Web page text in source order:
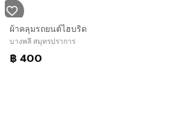
ผ้าคลุมรถยนต์ไฮบริด
บางพลี สมุทรปราการ
฿ 400